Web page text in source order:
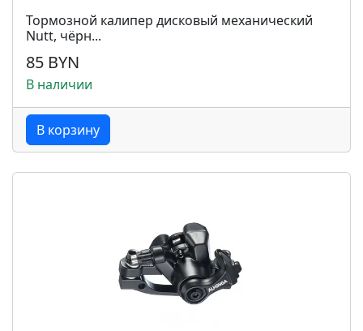
Тормозной калипер дисковый механический
Nutt, чёрн...
85 BYN
В наличии
В корзину